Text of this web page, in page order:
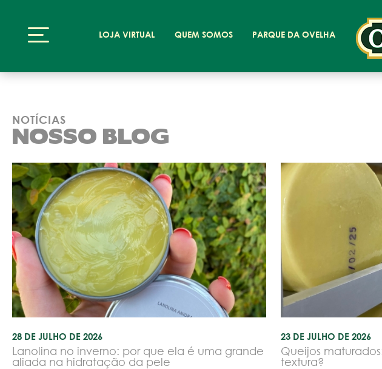
LOJA VIRTUAL QUEM SOMOS PARQUE DA OVELHA
NOTÍCIAS
NOSSO BLOG
28 DE JULHO DE 2026
Lanolina no inverno: por que ela é uma grande
aliada na hidratação da pele
23 DE JULHO DE 2026
Queijos
textura?